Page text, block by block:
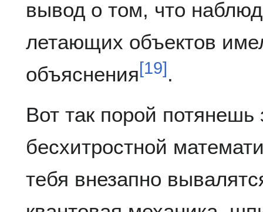
вывод о том, что
летающих объектов
объяснения[19] .
Вот так порой потянешь
бесхитростной
тебя внезапно